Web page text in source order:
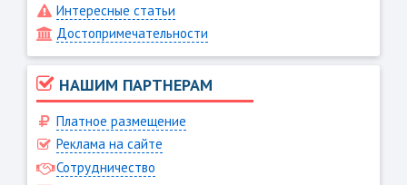
Интересные статьи
Достопримечательности
НАШИМ ПАРТНЕРАМ
Платное размещение
Реклама на сайте
Сотрудничество